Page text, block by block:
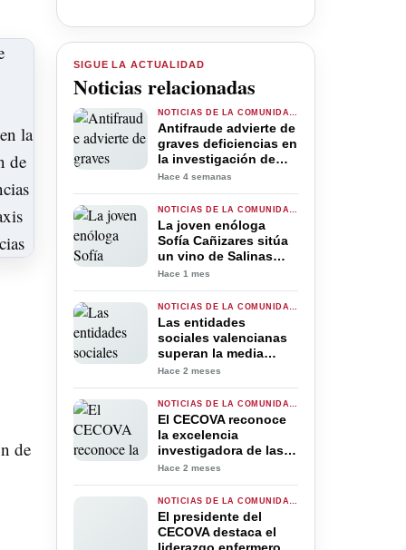
de
SIGUE LA ACTUALIDAD
Noticias relacionadas
NOTICIAS DE LA COMUNIDAD VALENCIANA
Antifraude advierte de
graves deficiencias en
la investigación de
varias denuncias por
Emergencias
Hace 4 semanas
NOTICIAS DE LA COMUNIDAD VALENCIANA
La joven enóloga
Sofía Cañizares sitúa
un vino de Salinas
como el mejor
Comunidad
Valenciana en
Decanter 2026
Hace 1 mes
NOTICIAS DE LA COMUNIDAD VALENCIANA
Las entidades
sociales valencianas
superan la media
nacional en
58,6 % frente al 57,5 %
Hace 2 meses
NOTICIAS DE LA COMUNIDAD VALENCIANA
El CECOVA reconoce
la excelencia
investigadora de las
enfermeras residentes
Valenciana con tres
premios
Hace 2 meses
NOTICIAS DE LA COMUNIDAD VALENCIANA
El presidente del
CECOVA destaca el